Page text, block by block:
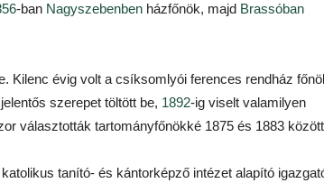
-ban Nagyszebenben házfőnök, majd Brassóban
Kilenc évig volt a csíksomlyói ferences rendház
szerepet töltött be, 1892-ig viselt valamilyen
választották tartományfőnökké 1875 és 1883
tanító- és kántorképző intézet alapító